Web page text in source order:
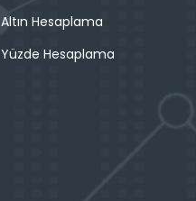
Altın Hesaplama
Yüzde Hesaplama